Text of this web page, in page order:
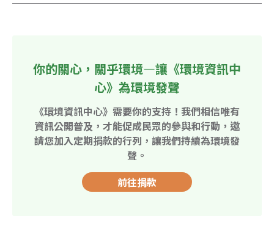
你的關心，關乎環境—讓《環境資訊中
心》為環境發聲
《環境資訊中心》需要你的支持！我們相信唯有
資訊公開普及，才能促成民眾的參與和行動，邀
請您加入定期捐款的行列，讓我們持續為環境發
聲。
前往捐款